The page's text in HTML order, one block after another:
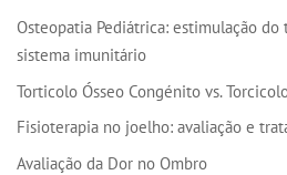
Osteopatia Pediátrica: estimulação
sistema imunitário
Torticolo Ósseo Congénito vs.
Fisioterapia no joelho: avaliação e
Avaliação da Dor no Ombro